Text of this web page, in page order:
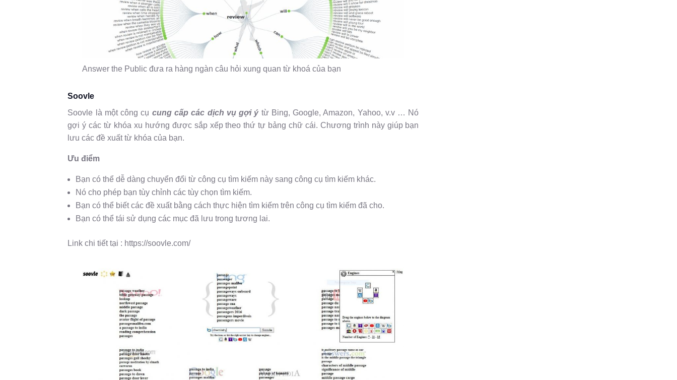
Answer the Public đưa ra hàng ngàn câu hỏi xung quan từ khoá của bạn
Soovle
Soovle là một công cụ cung cấp các dịch vụ gợi ýtừ Bing, Google, Amazon, Yahoo, v.v … Nó
gợi ý các từ khóa xu hướng được sắp xếp theo thứ tự bảng chữ cái. Chương trình này giúp bạn
lưu các đề xuất từ ​​khóa của bạn.
Ưu điểm
Bạn có thể dễ dàng chuyển đổi từ công cụ tìm kiếm này sang công cụ tìm kiếm khác.
Nó cho phép bạn tùy chỉnh các tùy chọn tìm kiếm.
Bạn có thể biết các đề xuất bằng cách thực hiện tìm kiếm trên công cụ tìm kiếm đã cho.
Bạn có thể tái sử dụng các mục đã lưu trong tương lai.
Link chi tiết tại : https://soovle.com/